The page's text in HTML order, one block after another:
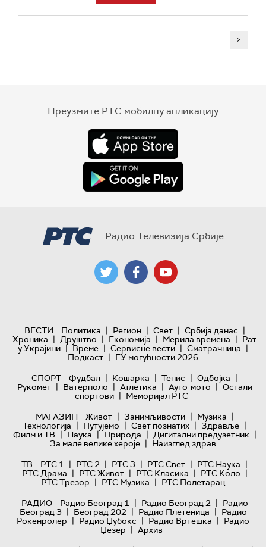
>
Преузмите РТС мобилну апликацију
Радио Телевизија Србије
ВЕСТИ Политика | Регион | Свет | Србија данас |
Хроника | Друштво | Економија | Мерила времена | Рат
у Украјини | Време | Сервисне вести | Сматрачница |
Подкаст | ЕУ могућности 2026
СПОРТ
Фудбал | Кошарка | Тенис | Одбојка |
Рукомет | Ватерполо | Атлетика | Ауто-мото | Остали
спортови | Меморијал РТС
МАГАЗИН
Живот | Занимљивости | Музика |
Технологијa | Путујемо | Свет познатих | Здравље |
Филм и ТВ | Наука | Природа | Дигитални предузетник |
За мале велике хероје | Наизглед здрав
ТВ
РТС 1 | РТС 2 | РТС 3 | РТС Свет | РТС Наука |
РТС Драма | РТС Живот | РТС Класика | РТС Коло |
РТС Трезор | РТС Музика | РТС Полетарац
РАДИО
Радио Београд 1 | Радио Београд 2 | Радио
Београд 3 | Београд 202 | Радио Плетеница | Радио
Рокенролер | Радио Џубокс | Радио Вртешка | Радио
Џезер | Архив